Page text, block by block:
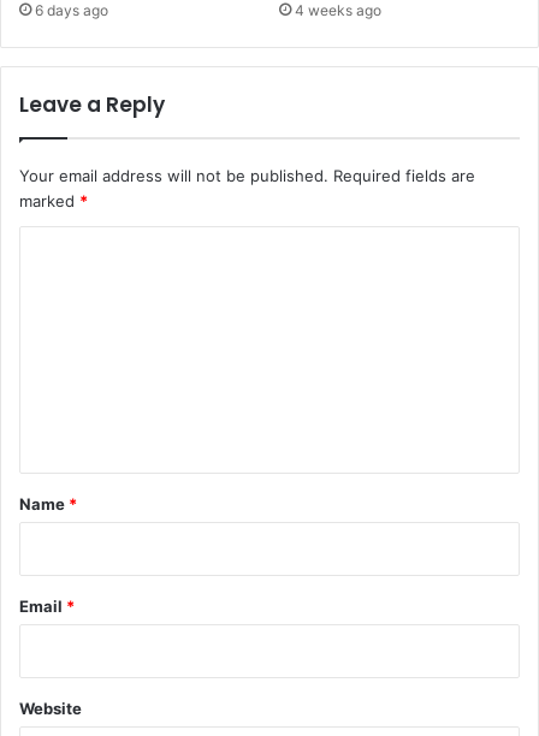
6 days ago 4 weeks ago
Leave a Reply
Your email address will not be published. Required fields are
marked *
*
Name *
Email *
Website